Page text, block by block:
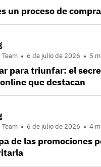
un proceso de
6 de julio de 2026 5
para triunfar: el
que destacan
6 de julio de 2026 4
de las promociones